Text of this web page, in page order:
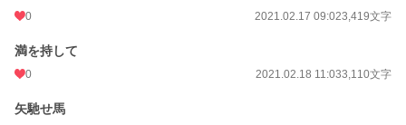
0 2021.02.17 09:023,419文字
満を持して
0 2021.02.18 11:033,110文字
矢馳せ馬